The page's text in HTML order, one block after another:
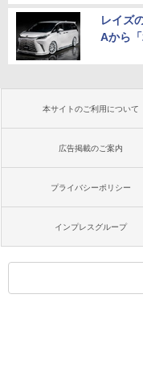
レイズ
Aから
本サイトのご利用について
広告掲載のご案内
プライバシーポリシー
インプレスグループ